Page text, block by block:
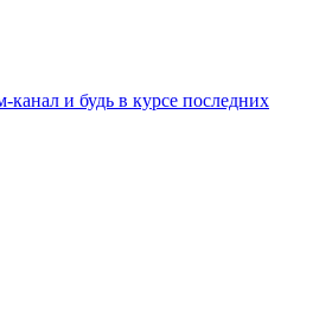
и будь в курсе последних